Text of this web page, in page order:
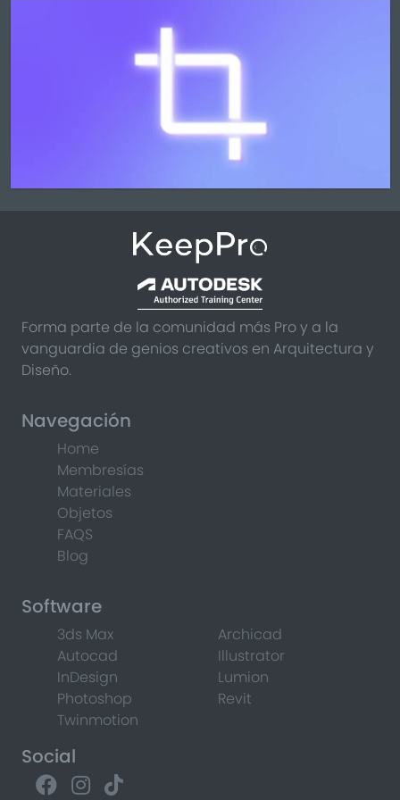
Forma parte de la comunidad más Pro y a la
vanguardia de genios creativos en Arquitectura y
Diseño.
Navegación
Home
Membresías
Materiales
Objetos
FAQS
Blog
Software
3ds Max
Archicad
Autocad
Illustrator
InDesign
Lumion
Photoshop
Revit
Twinmotion
Social